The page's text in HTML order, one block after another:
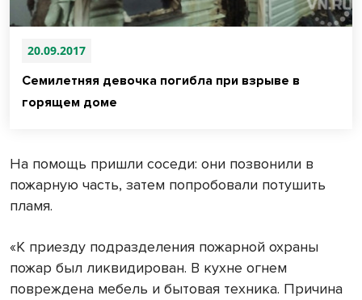
20.09.2017
Семилетняя девочка погибла при взрыве в
горящем доме
На помощь пришли соседи: они позвонили в
пожарную часть, затем попробовали потушить
пламя.
«К приезду подразделения пожарной охраны
пожар был ликвидирован. В кухне огнем
повреждена мебель и бытовая техника. Причина